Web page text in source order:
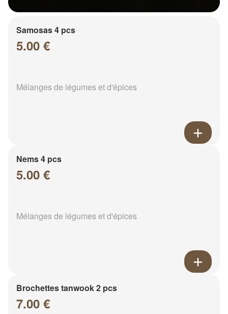
Samosas 4 pcs
5.00 €
Mélanges de légumes et d'épices
Nems 4 pcs
5.00 €
Mélanges de légumes et d'épices
Brochettes tanwook 2 pcs
7.00 €